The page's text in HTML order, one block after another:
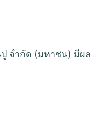
จำกัด (มหาชน) มีผล